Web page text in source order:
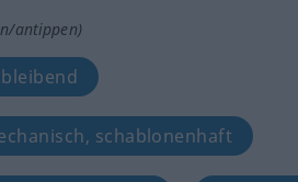
antippen)
schablonenhaft